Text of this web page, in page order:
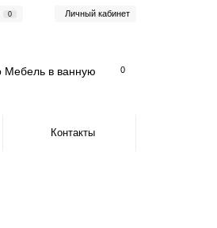
0 Личный кабинет
0
Контакты